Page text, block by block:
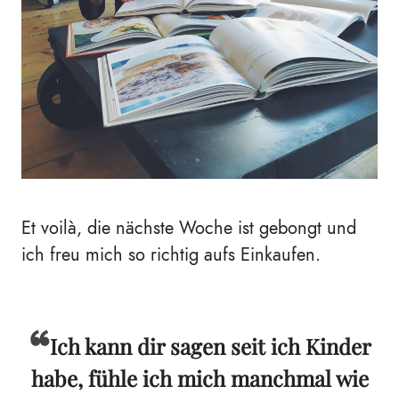
Et voilà, die nächste Woche ist gebongt und
ich freu mich so richtig aufs Einkaufen.
Ich kann dir sagen seit ich Kinder
habe, fühle ich mich manchmal wie